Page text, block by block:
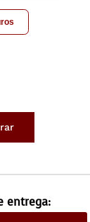
entrega: